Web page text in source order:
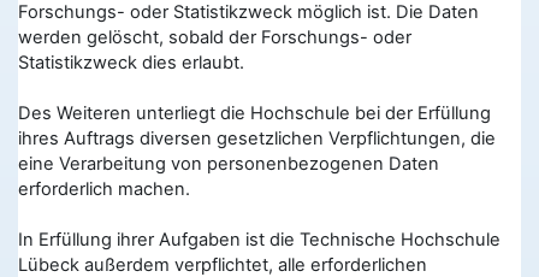
Forschungs- oder Statistikzweck möglich ist. Die Daten
werden gelöscht, sobald der Forschungs- oder
Statistikzweck dies erlaubt.
Des Weiteren unterliegt die Hochschule bei der Erfüllung
ihres Auftrags diversen gesetzlichen Verpflichtungen, die
eine Verarbeitung von personenbezogenen Daten
erforderlich machen.
In Erfüllung ihrer Aufgaben ist die Technische Hochschule
Lübeck außerdem verpflichtet, alle erforderlichen